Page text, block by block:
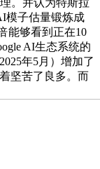
。并认为特斯拉
模子估量锻炼成
能够看到正在10
AI生态系统的
年5月）增加了
坚苦了良多。而